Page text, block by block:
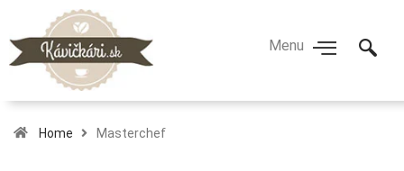
Home Masterchef